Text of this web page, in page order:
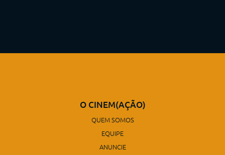
O CINEM(AÇÃO)
QUEM SOMOS
EQUIPE
ANUNCIE